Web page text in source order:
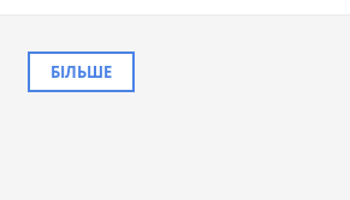
БІЛЬШЕ